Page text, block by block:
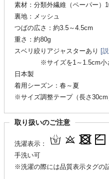
素材：分類外繊維（ペーパー）
裏地：メッシュ
つばの広さ：約3.5～4.5cm
重さ：約80g
スベリ絞りアジャスターあり [
※サイズを1～1.5cm小さ
日本製
着用シーズン：春～夏
※サイズ調整テープ（長さ30cm
取り扱いのご注意
洗濯表示：
手洗い可
※洗濯の際には品質表示タグの